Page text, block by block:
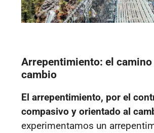
Arrepentimiento: el camino
cambio
El arrepentimiento, por el
compasivo y orientado al
experimentamos un